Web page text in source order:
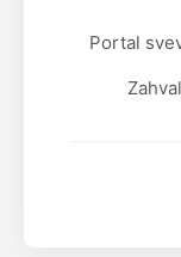
Portal